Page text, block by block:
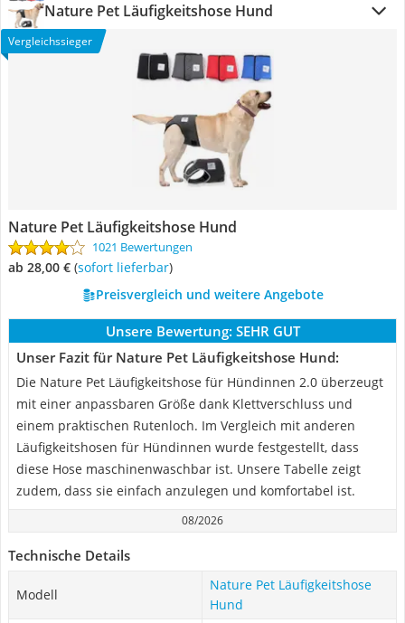
Nature Pet Läufigkeitshose Hund
Vergleichssieger
Nature Pet Läufigkeitshose Hund
1021 Bewertungen
ab 28,00 € ( Sofort lieferbar)
Preisvergleich und weitere Angebote
Unsere Bewertung: SEHR GUT
Unser Fazit für Nature Pet Läufigkeitshose Hund:
Die Nature Pet Läufigkeitshose für Hündinnen 2.0 überzeugt
mit einer anpassbaren Größe dank Klettverschluss und
einem praktischen Rutenloch. Im Vergleich mit anderen
Läufigkeitshosen für Hündinnen wurde festgestellt, dass
diese Hose maschinenwaschbar ist. Unsere Tabelle zeigt
zudem, dass sie einfach anzulegen und komfortabel ist.
08/2026
Technische Details
Modell
Nature Pet Läufigkeitshose
Hund